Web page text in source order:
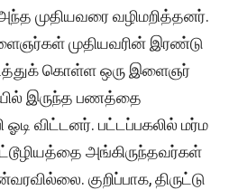
முதியவரை வழிமறித்தனர்.
முதியவரின் இரண்டு
கொள்ள ஒரு இளைஞர்
இருந்த பணத்தை
விட்டனர். பட்டப்பகலில் மர்ம
அங்கிருந்தவர்கள்
குறிப்பாக, திருட்டு